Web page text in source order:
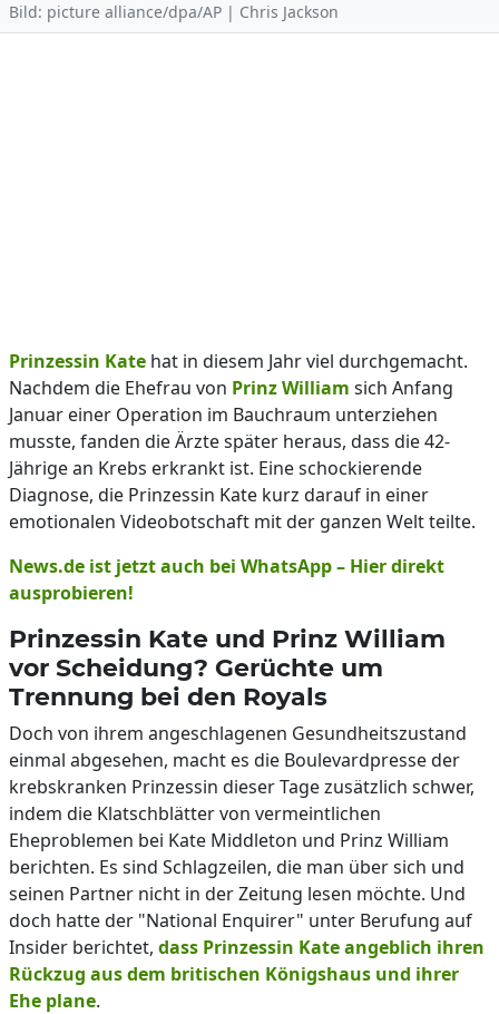
Bild: picture alliance/dpa/AP | Chris Jackson
Prinzessin Kate hat in diesem Jahr viel durchgemacht.
Nachdem die Ehefrau von Prinz William sich Anfang
Januar einer Operation im Bauchraum unterziehen
musste, fanden die Ärzte später heraus, dass die 42-
Jährige an Krebs erkrankt ist. Eine schockierende
Diagnose, die Prinzessin Kate kurz darauf in einer
emotionalen Videobotschaft mit der ganzen Welt teilte.
News.de ist jetzt auch bei WhatsApp – Hier direkt
ausprobieren!
Prinzessin Kate und Prinz William
vor Scheidung? Gerüchte um
Trennung bei den Royals
Doch von ihrem angeschlagenen Gesundheitszustand
einmal abgesehen, macht es die Boulevardpresse der
krebskranken Prinzessin dieser Tage zusätzlich schwer,
indem die Klatschblätter von vermeintlichen
Eheproblemen bei Kate Middleton und Prinz William
berichten. Es sind Schlagzeilen, die man über sich und
seinen Partner nicht in der Zeitung lesen möchte. Und
doch hatte der "National Enquirer" unter Berufung auf
Insider berichtet, dass Prinzessin Kate angeblich ihren
Rückzug aus dem britischen Königshaus und ihrer
Ehe plane.